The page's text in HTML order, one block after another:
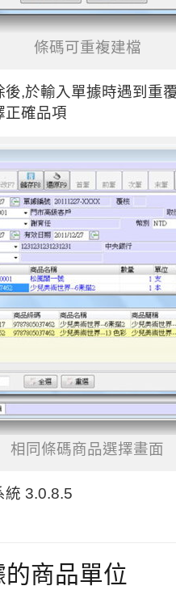
條碼可重複建檔
,於輸入單據時遇到重
正確品項
相同條碼商品選擇畫面
統 3.0.8.5
商品單位